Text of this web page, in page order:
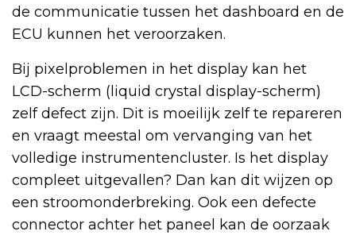
de communicatie tussen het dashboard en de
ECU kunnen het veroorzaken.
Bij pixelproblemen in het display kan het
LCD-scherm (liquid crystal display-scherm)
zelf defect zijn. Dit is moeilijk zelf te repareren
en vraagt meestal om vervanging van het
volledige instrumentencluster. Is het display
compleet uitgevallen? Dan kan dit wijzen op
een stroomonderbreking. Ook een defecte
connector achter het paneel kan de oorzaak